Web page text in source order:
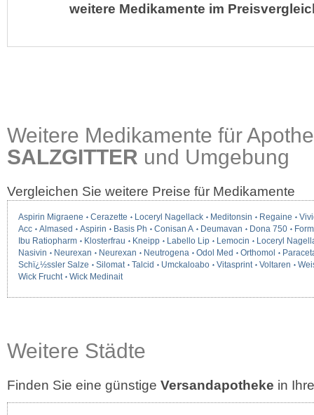
weitere Medikamente im
Weitere Medikamente für
SALZGITTER und Umgebung
Vergleichen Sie weitere Preise für Medikamente
Aspirin Migraene Cerazette Loceryl Nagellack Meditonsin Regaine
Acc
Almased Aspirin Basis Ph Conisan A Deumavan Dona 750
Ibu Ratiopharm
Klosterfrau Kneipp Labello Lip Lemocin
Loceryl
Nasivin
Neurexan Neurexan Neutrogena Odol Med Orthomol
Schï¿½ssler Salze
Silomat Talcid Umckaloabo Vitasprint Voltaren
Wick Frucht
Wick Medinait
Weitere Städte
Finden Sie eine günstige Versandapotheke in